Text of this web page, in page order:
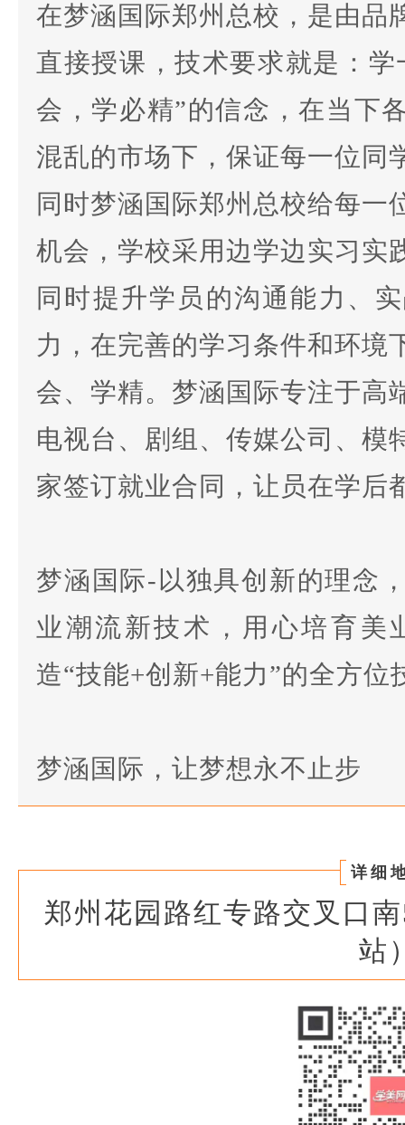
在梦涵国际郑州总校，是由品
直接授课，技术要求就是：
会，学必精”的信念，在当下
混乱的市场下，保证每一位同
同时梦涵国际郑州总校给每一
机会，学校采用边学边实习实
同时提升学员的沟通能力、
力，在完善的学习条件和环境
会、学精。梦涵国际专注于高
电视台、剧组、传媒公司、模
家签订就业合同，让员在学后
梦涵国际-以独具创新的理念
业潮流新技术，用心培育美
造“技能+创新+能力”的全方位
梦涵国际，让梦想永不止步
详细
郑州花园路红专路交叉口
站